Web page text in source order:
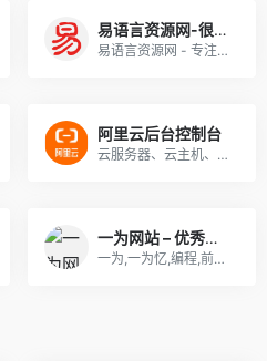
易语言资源网-很好用的资源网站！
易语言资源网 - 专注易语言资源分享
阿里云后台控制台
云服务器、云主机、弹性计算、云存储、开放存储、OSS、ACE、数据库、mysql、RDS、SQLSERVER、开发者、负载均衡、防攻击、防DDOS攻击、云监控、云浏览器、云地图、云邮箱、phpwind、阿里云、云产品、云计算、多线带宽、BGP、服务器环境配置、渲染云、云手机、云盾、应用托管、云引擎、解决方案
一为网站 – 优秀WP主题、论坛
一为,一为忆,编程,前端,后端,unity,美术设计,ps,ai,ae,Photoshop,Illustrator,实用素材,黑科技,wordpress,教程,资源,唯美写真,福利